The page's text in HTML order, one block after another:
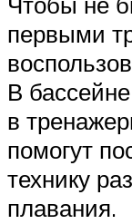
первыми
В
в
помогут
технику
плавания.